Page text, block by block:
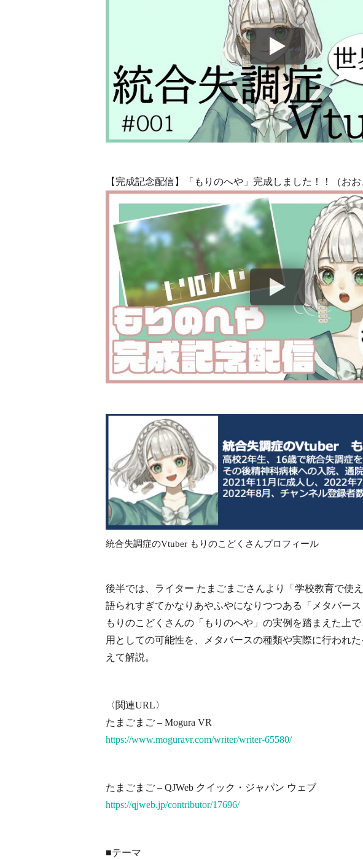
【完成記念配信】「もりのへや」完成しました！！（
統合失調症のVtuber もりのこどくさんプロフィール
後半では、ライター たまごまごさんより「学校教育で使
語られすぎてかなりあやふやになりつつある「メタバー
もりのこどくさんの「もりのへや」の実例を踏まえた上
用としての可能性を、メタバースの種類や実際に行われ
えて解説。
〈関連URL〉
たまごまご – Mogura VR
https://www.moguravr.com/writer/writer-65580/
たまごまご – QJWeb クイック・ジャパン ウェブ
https://qjweb.jp/contributor/17696/
■テーマ